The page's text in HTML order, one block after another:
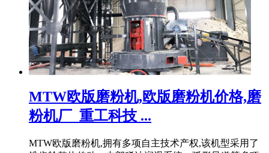
MTW欧版磨粉机,欧版磨粉机价格,磨
粉机厂_重工科技 ...
MTW欧版磨粉机,拥有多项自主技术产权,该机型采用了